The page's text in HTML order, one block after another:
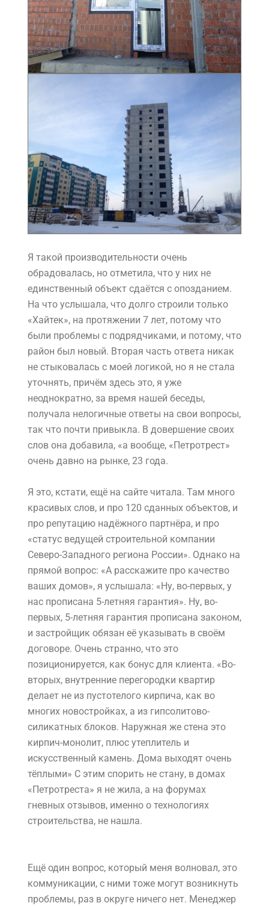
Я такой производительности очень
обрадовалась, но отметила, что у них не
единственный объект сдаётся с опозданием.
На что услышала, что долго строили только
«Хайтек», на протяжении 7 лет, потому что
были проблемы с подрядчиками, и потому, что
район был новый. Вторая часть ответа никак
не стыковалась с моей логикой, но я не стала
уточнять, причём здесь это, я уже
неоднократно, за время нашей беседы,
получала нелогичные ответы на свои вопросы,
так что почти привыкла. В довершение своих
слов она добавила, «а вообще, «Петротрест»
очень давно на рынке, 23 года.
Я это, кстати, ещё на сайте читала. Там много
красивых слов, и про 120 сданных объектов, и
про репутацию надёжного партнёра, и про
«статус ведущей строительной компании
Северо-Западного региона России». Однако на
прямой вопрос: «А расскажите про качество
ваших домов», я услышала: «Ну, во-первых, у
нас прописана 5-летняя гарантия». Ну, во-
первых, 5-летняя гарантия прописана законом,
и застройщик обязан её указывать в своём
договоре. Очень странно, что это
позиционируется, как бонус для клиента. «Во-
вторых, внутренние перегородки квартир
делает не из пустотелого кирпича, как во
многих новостройках, а из гипсолитово-
силикатных блоков. Наружная же стена это
кирпич-монолит, плюс утеплитель и
искусственный камень. Дома выходят очень
тёплыми» С этим спорить не стану, в домах
«Петротреста» я не жила, а на форумах
гневных отзывов, именно о технологиях
строительства, не нашла.
Ещё один вопрос, который меня волновал, это
коммуникации, с ними тоже могут возникнуть
проблемы, раз в округе ничего нет. Менеджер